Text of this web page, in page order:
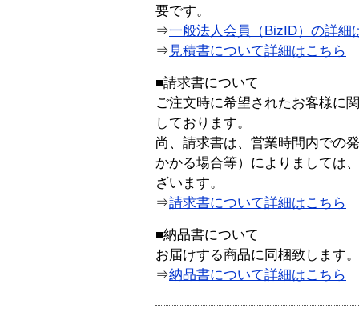
要です。
⇒一般法人会員（BizID）の詳細
⇒ 見積書について詳細はこちら
■請求書について
ご注文時に希望されたお客様に
しております。
尚、請求書は、営業時間内での
かかる場合等）によりましては
ざいます。
⇒請求書について詳細はこちら
■納品書について
お届けする商品に同梱致します。
⇒納品書について詳細はこちら